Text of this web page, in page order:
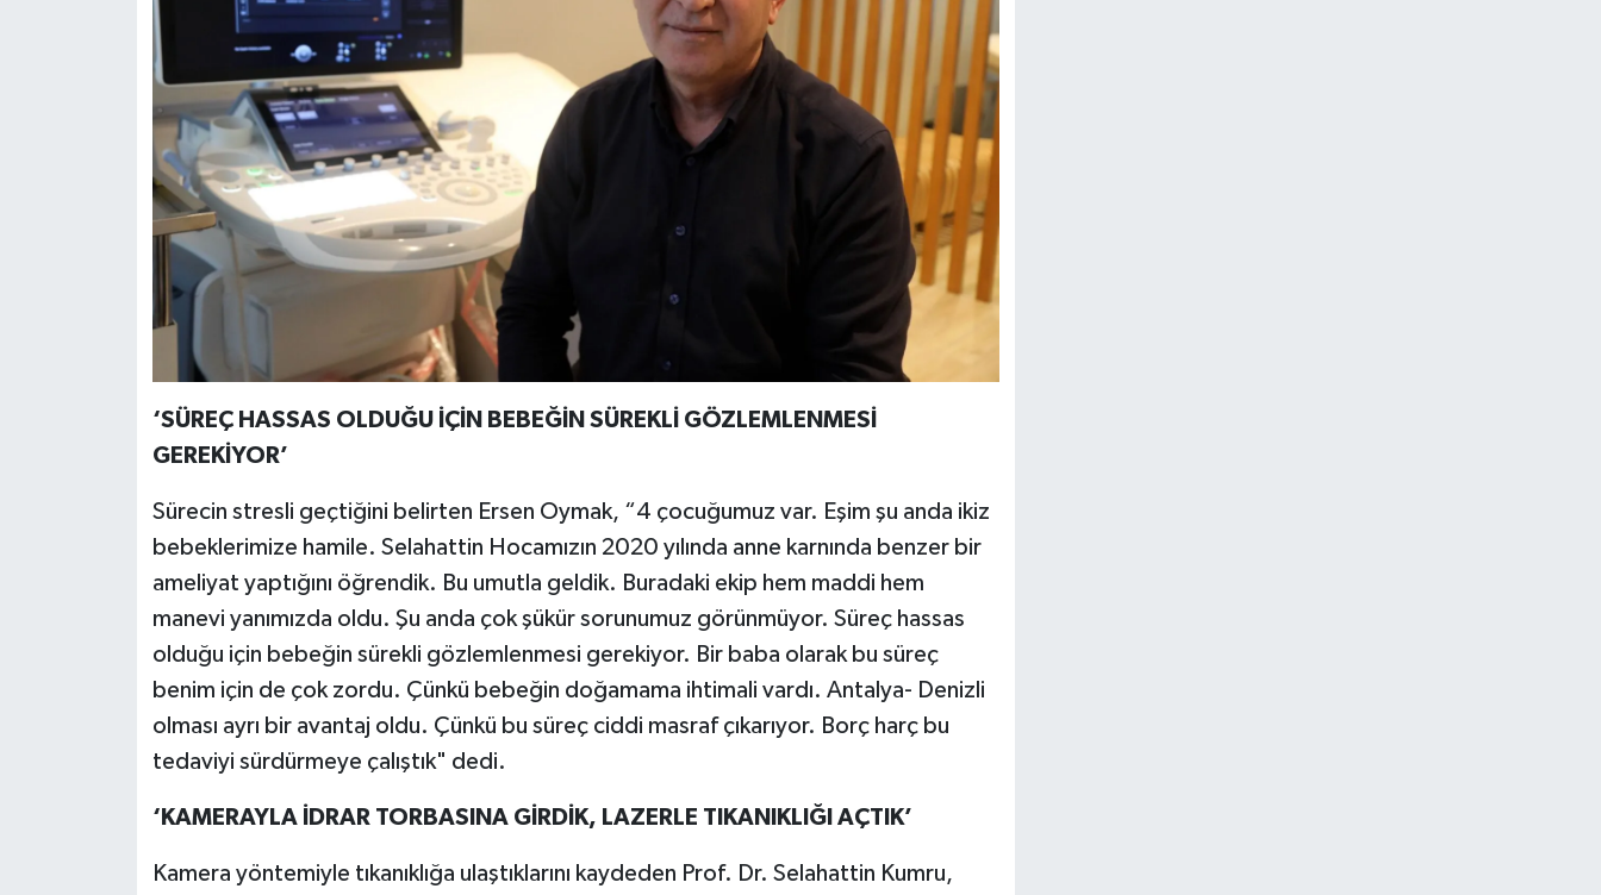
‘SÜREÇ HASSAS OLDUĞU İÇİN BEBEĞİN SÜREKLİ GÖZLEMLENMESİ
GEREKİYOR’
Sürecin stresli geçtiğini belirten Ersen Oymak, “4 çocuğumuz var. Eşim şu anda ikiz
bebeklerimize hamile. Selahattin Hocamızın 2020 yılında anne karnında benzer bir
ameliyat yaptığını öğrendik. Bu umutla geldik. Buradaki ekip hem maddi hem
manevi yanımızda oldu. Şu anda çok şükür sorunumuz görünmüyor. Süreç hassas
olduğu için bebeğin sürekli gözlemlenmesi gerekiyor. Bir baba olarak bu süreç
benim için de çok zordu. Çünkü bebeğin doğamama ihtimali vardı. Antalya- Denizli
olması ayrı bir avantaj oldu. Çünkü bu süreç ciddi masraf çıkarıyor. Borç harç bu
tedaviyi sürdürmeye çalıştık" dedi.
‘KAMERAYLA İDRAR TORBASINA GİRDİK, LAZERLE TIKANIKLIĞI AÇTIK’
Kamera yöntemiyle tıkanıklığa ulaştıklarını kaydeden Prof. Dr. Selahattin Kumru,